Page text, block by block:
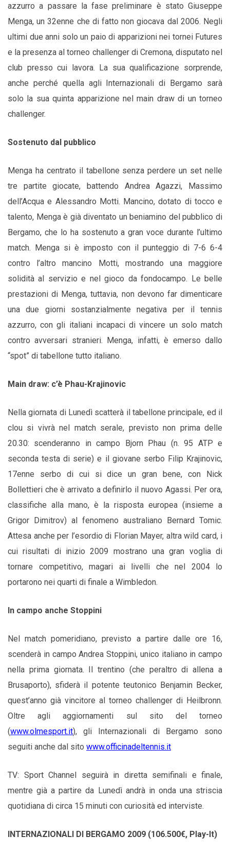
azzurro a passare la fase preliminare è stato Giuseppe
Menga, un 32enne che di fatto non giocava dal 2006. Negli
ultimi due anni solo un paio di apparizioni nei tornei Futures
e la presenza al torneo challenger di Cremona, disputato nel
club presso cui lavora. La sua qualificazione sorprende,
anche perché quella agli Internazionali di Bergamo sarà
solo la sua quinta apparizione nel main draw di un torneo
challenger.
Sostenuto dal pubblico
Menga ha centrato il tabellone senza perdere un set nelle
tre partite giocate, battendo Andrea Agazzi, Massimo
dell’Acqua e Alessandro Motti. Mancino, dotato di tocco e
talento, Menga è già diventato un beniamino del pubblico di
Bergamo, che lo ha sostenuto a gran voce durante l’ultimo
match. Menga si è imposto con il punteggio di 7-6 6-4
contro l’altro mancino Motti, mostrando una maggiore
solidità al servizio e nel gioco da fondocampo. Le belle
prestazioni di Menga, tuttavia, non devono far dimenticare
una due giorni sostanzialmente negativa per il tennis
azzurro, con gli italiani incapaci di vincere un solo match
contro avversari stranieri. Menga, infatti, è emerso dallo
“spot” di tabellone tutto italiano.
Main draw: c’è Phau-Krajinovic
Nella giornata di Lunedì scatterà il tabellone principale, ed il
clou si vivrà nel match serale, previsto non prima delle
20.30: scenderanno in campo Bjorn Phau (n. 95 ATP e
seconda testa di serie) e il giovane serbo Filip Krajinovic,
17enne serbo di cui si dice un gran bene, con Nick
Bollettieri che è arrivato a definirlo il nuovo Agassi. Per ora,
classifiche alla mano, è la risposta europea (insieme a
Grigor Dimitrov) al fenomeno australiano Bernard Tomic.
Attesa anche per l’esordio di Florian Mayer, altra wild card, i
cui risultati di inizio 2009 mostrano una gran voglia di
tornare competitivo, magari ai livelli che nel 2004 lo
portarono nei quarti di finale a Wimbledon.
In campo anche Stoppini
Nel match pomeridiano, previsto a partire dalle ore 16,
scenderà in campo Andrea Stoppini, unico italiano in campo
nella prima giornata. Il trentino (che peraltro di allena a
Brusaporto), sfiderà il potente teutonico Benjamin Becker,
quest’anno già vincitore al torneo challenger di Heilbronn.
Oltre agli aggiornamenti sul sito del torneo
(www.olmesport.it), gli Internazionali di Bergamo sono
seguiti anche dal sito www.officinadeltennis.it
TV: Sport Channel seguirà in diretta semifinali e finale,
mentre già a partire da Lunedì andrà in onda una striscia
quotidiana di circa 15 minuti con curiosità ed interviste.
INTERNAZIONALI DI BERGAMO 2009 (106.500€, Play-It)